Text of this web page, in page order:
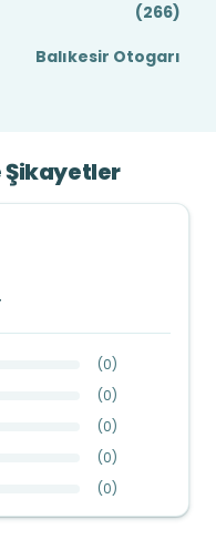
(266)
Balıkesir Otogarı
Şikayetler
(0)
(0)
(0)
(0)
(0)